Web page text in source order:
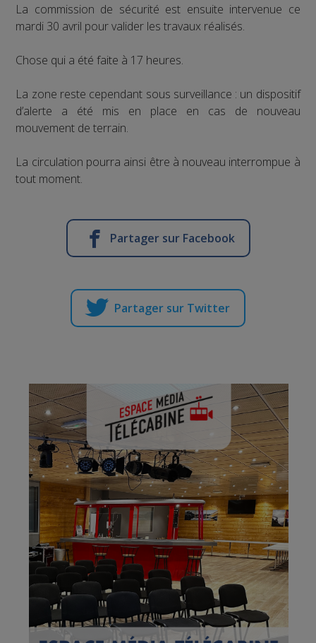
La commission de sécurité est ensuite intervenue ce
mardi 30 avril pour valider les travaux réalisés.
Chose qui a été faite à 17 heures.
La zone reste cependant sous surveillance : un dispositif
d’alerte a été mis en place en cas de nouveau
mouvement de terrain.
La circulation pourra ainsi être à nouveau interrompue à
tout moment.
Partager sur Facebook
Partager sur Twitter